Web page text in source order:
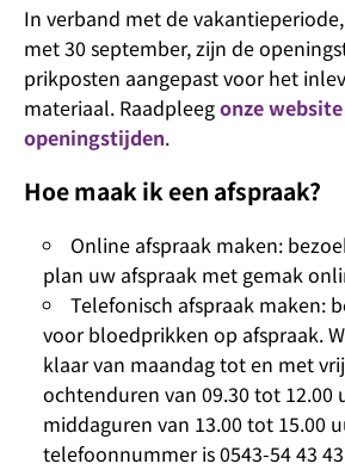
In verband met de
met 30 september, zijn de
prikposten aangepast voor het
materiaal. Raadpleegonze website
openingstijden.
Hoe maak ik een afspraak?
Online afspraak maken:
plan uw afspraak met gemak
Telefonisch afspraak maken:
voor bloedprikken op afspraak.
klaar van maandag tot en met
ochtenduren van 09.30 tot 12.00
middaguren van 13.00 tot 15.00
telefoonnummer is 0543-54 43